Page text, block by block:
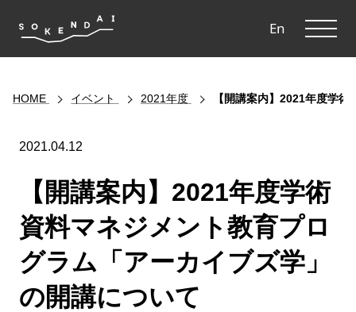
En
HOME イベント 2021年度 【開講案内】2021年度学
2021.04.12
【開講案内】2021年度学術
資料マネジメント教育プロ
グラム「アーカイブズ学」
の開講について